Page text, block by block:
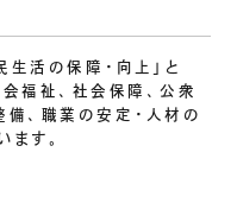
生活の保障・向上」と
会福祉、社会保障、公衆
備、職業の安定・人材の
ます。